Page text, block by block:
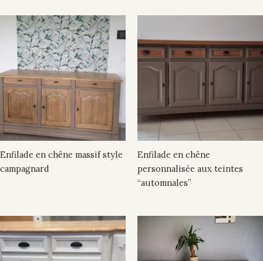
Enfilade en chêne massif style
campagnard
Enfilade en chêne
personnalisée aux teintes
“automnales”